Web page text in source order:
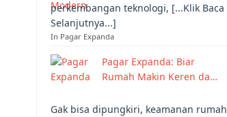
perkembangan teknologi, [...Klik Baca
Selanjutnya...]
In Pagar Expanda
Pagar Expanda: Biar
Rumah Makin Keren da…
Gak bisa dipungkiri, keamanan rumah